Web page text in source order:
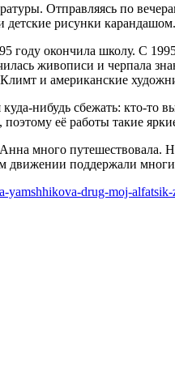
Отправляясь по
рисунки
году окончила школу. С
живописи и
и американские
нибудь сбежать: кто-
её работы такие
много
поддержали
yamshhikova-drug-moj-